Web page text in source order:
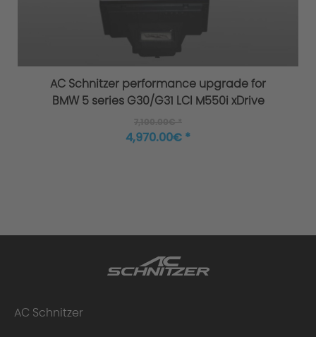
AC Schnitzer performance upgrade for
BMW 5 series G30/G31 LCI M550i xDrive
4,970.00€ *
AC Schnitzer